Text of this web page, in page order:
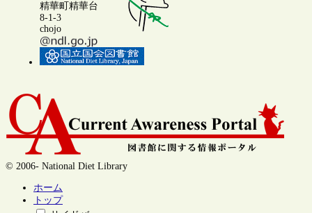
精華町精華台
8-1-3
chojo
© 2006- National Diet Library
ホーム
トップ